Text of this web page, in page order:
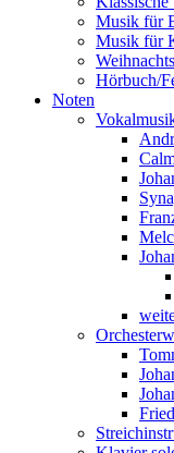
Musik für
Musik für
Hörbuch/
Noten